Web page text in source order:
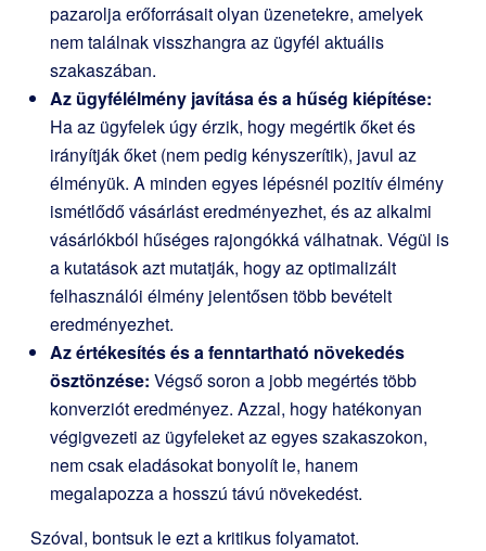
pazarolja erőforrásait olyan üzenetekre, amelyek
nem találnak visszhangra az ügyfél aktuális
szakaszában.
Az ügyfélélmény javítása és a hűség kiépítése:
Ha az ügyfelek úgy érzik, hogy megértik őket és
irányítják őket (nem pedig kényszerítik), javul az
élményük. A minden egyes lépésnél pozitív élmény
ismétlődő vásárlást eredményezhet, és az alkalmi
vásárlókból hűséges rajongókká válhatnak. Végül is
a kutatások azt mutatják, hogy az optimalizált
felhasználói élmény jelentősen több bevételt
eredményezhet.
Az értékesítés és a fenntartható növekedés
ösztönzése: Végső soron a jobb megértés több
konverziót eredményez. Azzal, hogy hatékonyan
végigvezeti az ügyfeleket az egyes szakaszokon,
nem csak eladásokat bonyolít le, hanem
megalapozza a hosszú távú növekedést.
Szóval, bontsuk le ezt a kritikus folyamatot.